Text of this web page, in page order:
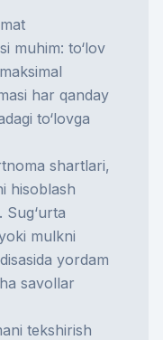
muhim: to‘lov
har qanday
to‘lovga
shartlari,
hisoblash
Sug‘urta
mulkni
yordam
savollar
tekshirish